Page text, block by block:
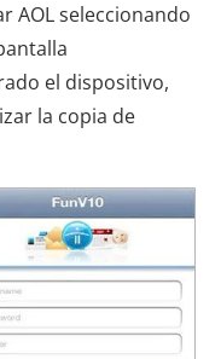
AOL seleccionando
el dispositivo,
la copia de